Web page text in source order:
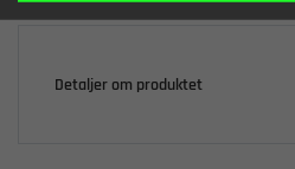
Detaljer om produktet